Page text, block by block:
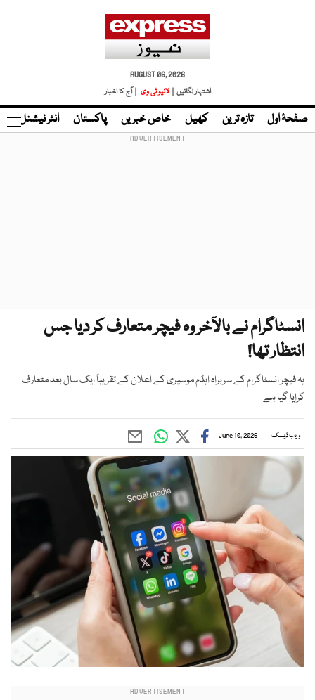
AUGUST 06, 2026
اشتہار لگائیں |
لائیو ٹی وی | آج کا اخبار
صفحۂ اول تازہ ترین کھیل خاص خبریں پاکستان انٹر نیشنل
انسٹاگرام نے بالآخر وہ فیچر متعارف کر دیا جس
انتظار تھا!
یہ فیچر انسٹاگرام کے سربراہ ایڈم موسیری کے اعلان کے تقریباً ایک سال بعد متعارف
کرایا گیا ہے
ویب ڈیسک June 10, 2026